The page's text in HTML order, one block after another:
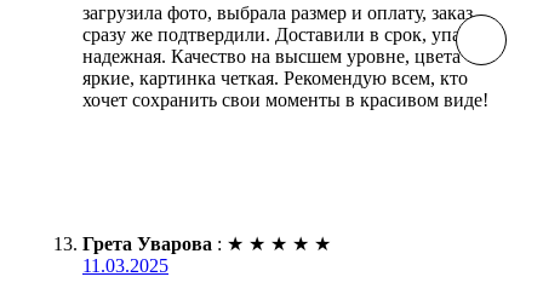
загрузила фото, выбрала размер и оплату, заказ
сразу же подтвердили. Доставили в срок, упаковка
надежная. Качество на высшем уровне, цвета
яркие, картинка четкая. Рекомендую всем, кто
хочет сохранить свои моменты в красивом виде!
Грета Уварова : ★ ★ ★ ★ ★
11.03.2025